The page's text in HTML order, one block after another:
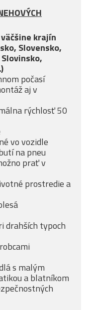
krajín
Slovensko,
počasí
aj v
rýchlosť 50
vo vozidle
na pneu
prať v
prostredie a
drahších typoch
s malým
a blatníkom